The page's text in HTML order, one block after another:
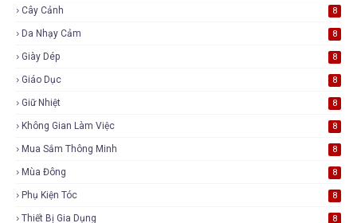
Cây Cảnh 8
Da Nhạy Cảm 8
Giày Dép 8
Giáo Dục 8
Giữ Nhiệt 8
Không Gian Làm Việc 8
Mua Sắm Thông Minh 8
Mùa Đông 8
Phụ Kiện Tóc 8
Thiết Bị Gia Dụng 8